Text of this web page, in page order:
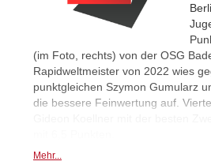
(im Foto, rechts) von der OSG
Rapidweltmeister von 2022 wies
punktgleichen Szymon Gumularz
die bessere Feinwertung auf.
Mehr...